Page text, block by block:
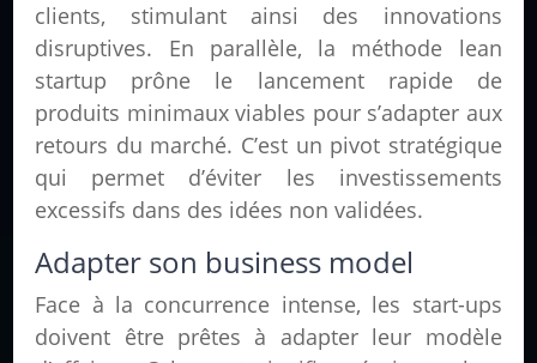
clients, stimulant ainsi des innovations
disruptives. En parallèle, la méthode lean
startup prône le lancement rapide de
produits minimaux viables pour s’adapter aux
retours du marché. C’est un pivot stratégique
qui permet d’éviter les investissements
excessifs dans des idées non validées.
Adapter son business model
Face à la concurrence intense, les start-ups
doivent être prêtes à adapter leur modèle